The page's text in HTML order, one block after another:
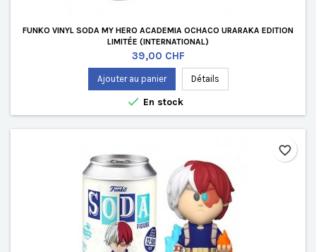
FUNKO VINYL SODA MY HERO ACADEMIA OCHACO URARAKA EDITION
LIMITÉE (INTERNATIONAL)
Prix
39,00 CHF
Ajouter au panier Détails
 En stock
favorite_border